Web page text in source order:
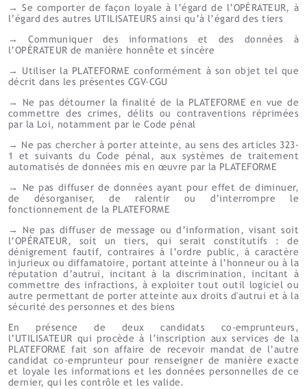
→Se comporter de façon loyale à l’égard de l’OPÉRATEUR, à
l’égard des autres UTILISATEURS ainsi qu’à l’égard des tiers
→Communiquer des informations et des données à
l’OPÉRATEUR de manière honnête et sincère
→ Utiliser la PLATEFORME conformément à son objet tel que
décrit dans les présentes CGV-CGU
→ Ne pas détourner la finalité de la PLATEFORME en vue de
commettre des crimes, délits ou contraventions réprimées
par la Loi, notamment par le Code pénal
→ Ne pas chercher à porter atteinte, au sens des articles 323-
1 et suivants du Code pénal, aux systèmes de traitement
automatisés de données mis en œuvre par la PLATEFORME
→ Ne pas diffuser de données ayant pour effet de diminuer,
de désorganiser, de ralentir ou d’interrompre le
fonctionnement de la PLATEFORME
→ Ne pas diffuser de message ou d’information, visant soit
l’OPÉRATEUR, soit un tiers, qui serait constitutifs : de
dénigrement fautif, contraires à l’ordre public, à caractère
injurieux ou diffamatoire, portant atteinte à l’honneur ou à la
réputation d’autrui, incitant à la discrimination, incitant à
commettre des infractions, à exploiter tout outil logiciel ou
autre permettant de porter atteinte aux droits d'autrui et à la
sécurité des personnes et des biens
En présence de deux candidats co-emprunteurs,
l’UTILISATEUR qui procède à l’inscription aux services de la
PLATEFORME fait son affaire de recevoir mandat de l’autre
candidat co-emprunteur pour renseigner de manière exacte
et loyale les informations et les données personnelles de ce
dernier, qui les contrôle et les valide.